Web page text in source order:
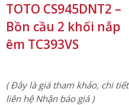
TOTO CS945DNT2 –
Bồn cầu 2 khối nắp
êm TC393VS
( Đây là giá tham khảo, chi tiết
liên hệ Nhận báo giá )